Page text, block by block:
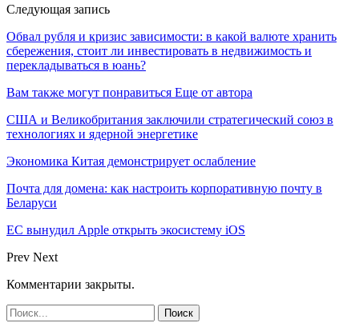
Следующая запись
Обвал рубля и кризис зависимости: в какой валюте хранить
сбережения, стоит ли инвестировать в недвижимость и
перекладываться в юань?
Вам также могут понравиться Еще от автора
США и Великобритания заключили стратегический союз в
технологиях и ядерной энергетике
Экономика Китая демонстрирует ослабление
Почта для домена: как настроить корпоративную почту в
Беларуси
ЕС вынудил Apple открыть экосистему iOS
Prev Next
Комментарии закрыты.